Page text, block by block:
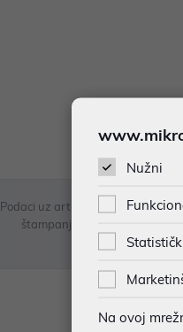
Podaci uz artikle su prezentirani
štampanja te promjene u
Nužni
Na ovoj